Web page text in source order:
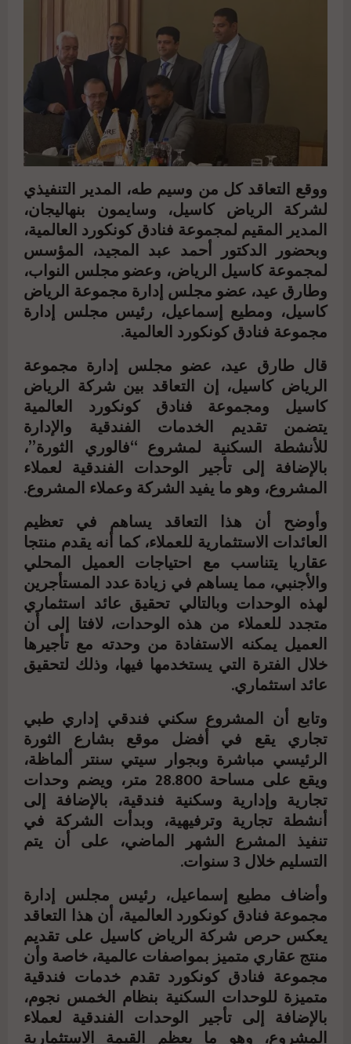
ووقع التعاقد كل من وسيم طه، المدير التنفيذي
لشركة الرياض كاسيل، وسايمون بنهاليجان،
المدير المقيم لمجموعة فنادق كونكورد العالمية،
وبحضور الدكتور أحمد عبد المجيد، المؤسس
لمجموعة كاسيل الرياض، وعضو مجلس النواب،
وطارق عيد، عضو مجلس إدارة مجموعة الرياض
كاسيل، ومطيع إسماعيل، رئيس مجلس إدارة
مجموعة فنادق كونكورد العالمية.
قال طارق عيد، عضو مجلس إدارة مجموعة
الرياض كاسيل، إن التعاقد بين شركة الرياض
كاسيل ومجموعة فنادق كونكورد العالمية
يتضمن تقديم الخدمات الفندقية والإدارة
للأنشطة السكنية لمشروع “فالوري الثورة”،
بالإضافة إلى تأجير الوحدات الفندقية لعملاء
المشروع، وهو ما يفيد الشركة وعملاء المشروع.
وأوضح أن هذا التعاقد يساهم في تعظيم
العائدات الاستثمارية للعملاء، كما أنه يقدم منتجا
عقاريا يتناسب مع احتياجات العميل المحلي
والأجنبي، مما يساهم في زيادة عدد المستأجرين
لهذه الوحدات وبالتالي تحقيق عائد استثماري
متجدد للعملاء من هذه الوحدات، لافتا إلى أن
العميل يمكنه الاستفادة من وحدته مع تأجيرها
خلال الفترة التي يستخدمها فيها، وذلك لتحقيق
عائد استثماري.
وتابع أن المشروع سكني فندقي إداري طبي
تجاري يقع في أفضل موقع بشارع الثورة
الرئيسي مباشرة وبجوار سيتي سنتر ألماظة،
ويقع على مساحة 28.800 متر، ويضم وحدات
تجارية وإدارية وسكنية فندقية، بالإضافة إلى
أنشطة تجارية وترفيهية، وبدأت الشركة في
تنفيذ المشرع الشهر الماضي، على أن يتم
التسليم خلال 3 سنوات.
وأضاف مطيع إسماعيل، رئيس مجلس إدارة
مجموعة فنادق كونكورد العالمية، أن هذا التعاقد
يعكس حرص شركة الرياض كاسيل على تقديم
منتج عقاري متميز بمواصفات عالمية، خاصة وأن
مجموعة فنادق كونكورد تقدم خدمات فندقية
متميزة للوحدات السكنية بنظام الخمس نجوم،
بالإضافة إلى تأجير الوحدات الفندقية لعملاء